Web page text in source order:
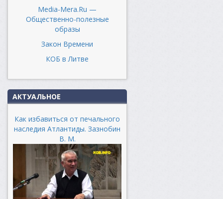
Media-Mera.Ru —
Общественно-полезные
образы
Закон Времени
КОБ в Литве
АКТУАЛЬНОЕ
Как избавиться от печального
наследия Атлантиды. Зазнобин
В. М.